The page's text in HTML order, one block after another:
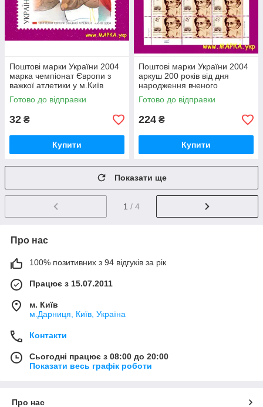
Поштові марки України 2004
марка чемпіонат Європи з
важкої атлетики у м.Київ
Готово до відправки
32 ₴
Купити
Поштові марки України 2004
аркуш 200 років від дня
народження вченого
Михайла Максимовича
Готово до відправки
224 ₴
Купити
Показати ще
1 / 4
Про нас
100% позитивних з 94 відгуків за рік
Працює з 15.07.2011
м. Київ
м.Дарниця, Київ, Україна
Контакти
Сьогодні працює з 08:00 до 20:00
Показати весь графік роботи
Про нас